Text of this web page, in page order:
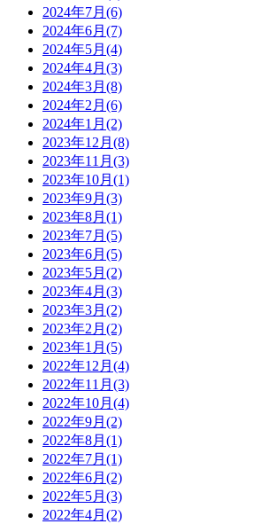
2024年7月(6)
2024年6月(7)
2024年5月(4)
2024年4月(3)
2024年3月(8)
2024年2月(6)
2024年1月(2)
2023年12月(8)
2023年11月(3)
2023年10月(1)
2023年9月(3)
2023年8月(1)
2023年7月(5)
2023年6月(5)
2023年5月(2)
2023年4月(3)
2023年3月(2)
2023年2月(2)
2023年1月(5)
2022年12月(4)
2022年11月(3)
2022年10月(4)
2022年9月(2)
2022年8月(1)
2022年7月(1)
2022年6月(2)
2022年5月(3)
2022年4月(2)